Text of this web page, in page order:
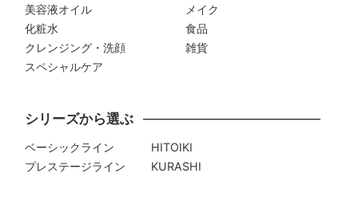
美容液オイル
化粧水
クレンジング・洗顔
スペシャルケア
メイク
食品
雑貨
シリーズから選ぶ
ベーシックライン
プレステージライン
HITOIKI
KURASHI